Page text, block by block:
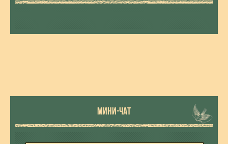
МИНИ-ЧАТ